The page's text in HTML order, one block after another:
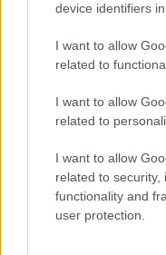
device identifiers in
I want to allow
related to
I want to allow
related to
I want to allow
related to security,
functionality and
user protection.
«Ρατσισμός»
Οι αρχές